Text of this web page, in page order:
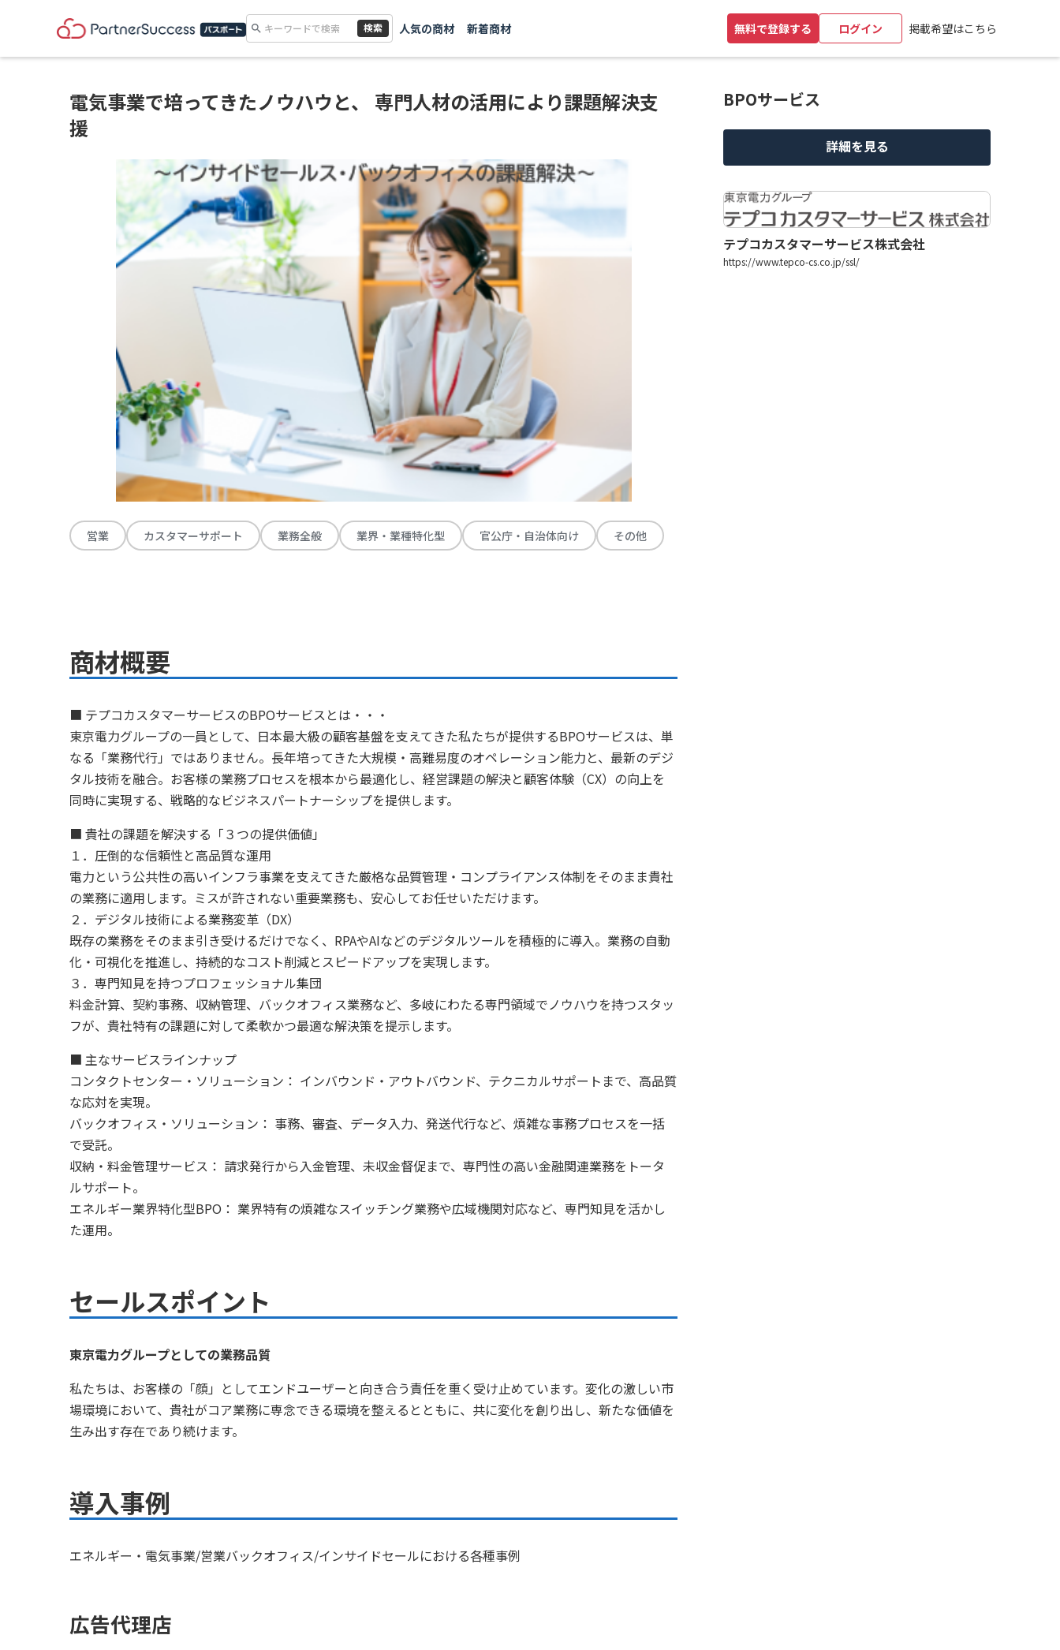
電気事業で培ってきたノウハウと、 専門人材の活用により課題解決支
援
営業 カスタマーサポート 業務全般 業界・業種特化型 官公庁・自治体向け その他
商材概要
■ テプコカスタマーサービスのBPOサービスとは・・・
東京電力グループの一員として、日本最大級の顧客基盤を支えてきた私たちが提供するBPOサービスは、単
なる「業務代行」ではありません。長年培ってきた大規模・高難易度のオペレーション能力と、最新のデジ
タル技術を融合。お客様の業務プロセスを根本から最適化し、経営課題の解決と顧客体験（CX）の向上を
同時に実現する、戦略的なビジネスパートナーシップを提供します。
■ 貴社の課題を解決する「３つの提供価値」
１．圧倒的な信頼性と高品質な運用
電力という公共性の高いインフラ事業を支えてきた厳格な品質管理・コンプライアンス体制をそのまま貴社
の業務に適用します。ミスが許されない重要業務も、安心してお任せいただけます。
２．デジタル技術による業務変革（DX）
既存の業務をそのまま引き受けるだけでなく、RPAやAIなどのデジタルツールを積極的に導入。業務の自動
化・可視化を推進し、持続的なコスト削減とスピードアップを実現します。
３．専門知見を持つプロフェッショナル集団
料金計算、契約事務、収納管理、バックオフィス業務など、多岐にわたる専門領域でノウハウを持つスタッ
フが、貴社特有の課題に対して柔軟かつ最適な解決策を提示します。
■ 主なサービスラインナップ
コンタクトセンター・ソリューション： インバウンド・アウトバウンド、テクニカルサポートまで、高品質
な応対を実現。
バックオフィス・ソリューション： 事務、審査、データ入力、発送代行など、煩雑な事務プロセスを一括
で受託。
収納・料金管理サービス： 請求発行から入金管理、未収金督促まで、専門性の高い金融関連業務をトータ
ルサポート。
エネルギー業界特化型BPO： 業界特有の煩雑なスイッチング業務や広域機関対応など、専門知見を活かし
た運用。
セールスポイント
東京電力グループとしての業務品質
私たちは、お客様の「顔」としてエンドユーザーと向き合う責任を重く受け止めています。変化の激しい市
場環境において、貴社がコア業務に専念できる環境を整えるとともに、共に変化を創り出し、新たな価値を
生み出す存在であり続けます。
導入事例
エネルギー・電気事業/営業バックオフィス/インサイドセールにおける各種事例
広告代理店
BPOサービス
詳細を見る
テプコカスタマーサービス株式会社
https://www.tepco-cs.co.jp/ssl/
search 検索 人気の商材 新着商材 無料で登録する ログイン 掲載希望はこちら